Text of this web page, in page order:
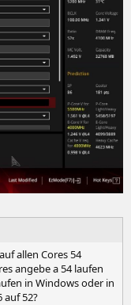
allen Cores 54
angebe a 54 laufen
in Windows oder in
auf 52?